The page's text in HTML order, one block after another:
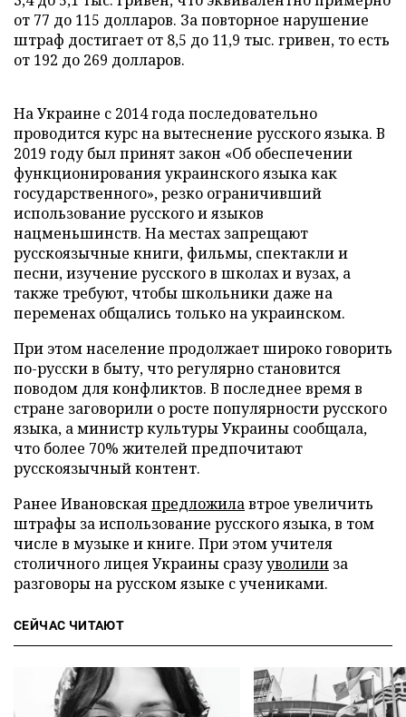
от 77 до 115 долларов. За повторное нарушение
штраф достигает от 8,5 до 11,9 тыс. гривен, то есть
от 192 до 269 долларов.
На Украине с 2014 года последовательно
проводится курс на вытеснение русского языка. В
2019 году был принят закон «Об обеспечении
функционирования украинского языка как
государственного», резко ограничивший
использование русского и языков
нацменьшинств. На местах запрещают
русскоязычные книги, фильмы, спектакли и
песни, изучение русского в школах и вузах, а
также требуют, чтобы школьники даже на
переменах общались только на украинском.
При этом население продолжает широко говорить
по-русски в быту, что регулярно становится
поводом для конфликтов. В последнее время в
стране заговорили о росте популярности русского
языка, а министр культуры Украины сообщала,
что более 70% жителей предпочитают
русскоязычный контент.
Ранее Ивановскаяпредложилавтрое увеличить
штрафы за использование русского языка, в том
числе в музыке и книге. При этом учителя
столичного лицея Украины сразууволили за
разговоры на русском языке с учениками.
СЕЙЧАС ЧИТАЮТ